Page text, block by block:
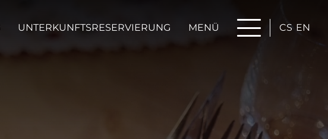
UNTERKUNFTSRESERVIERUNG MENÜ CS EN